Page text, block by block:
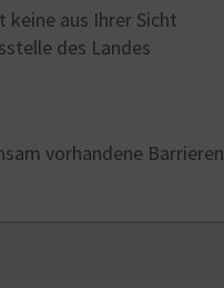
keine aus Ihrer Sicht
des Landes
vorhandene Barrieren